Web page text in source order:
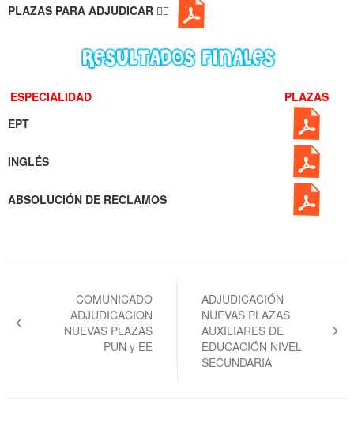
PLAZAS PARA ADJUDICAR 👉🏻
ESPECIALIDAD
PLAZAS
EPT
INGLÉS
ABSOLUCIÓN DE RECLAMOS
entradas
COMUNICADO
ADJUDICACION
NUEVAS PLAZAS
PUN y EE
ADJUDICACIÓN
NUEVAS PLAZAS
AUXILIARES DE
EDUCACIÓN NIVEL
SECUNDARIA